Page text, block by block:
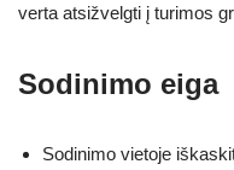
verta atsižvelgti į turimos
Sodinimo eiga
Sodinimo vietoje